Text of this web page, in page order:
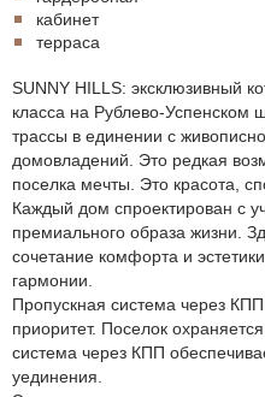
кабинет
терраса
SUNNY HILLS: эксклюзивный
класса на Рублево-Успенском
трассы в единении с
домовладений. Это редкая
поселка мечты. Это красота,
Каждый дом спроектирован с
премиального образа жизни.
сочетание комфорта и
гармонии.
Пропускная система через
приоритет. Поселок
система через КПП
уединения.